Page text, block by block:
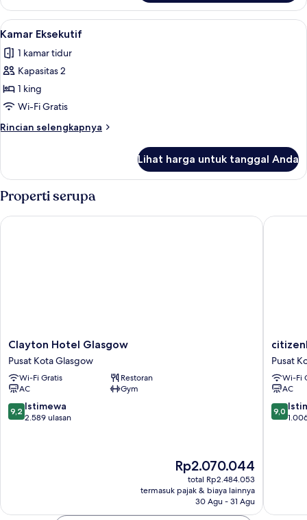
Kamar
Double
Deluks
Lihat
semua
foto
untuk
Kamar
Eksekutif
Brankas, meja kerja, ruang kerja
4
Kamar Eksekutif
1 kamar tidur
Kapasitas 2
1 king
Wi-Fi Gratis
Rincian selengkapnya
Rincian
Kamar
Eksekutif
Lihat harga untuk tanggal Anda
Properti serupa
Clayton
Hotel
Glasgow
Pusat
Kota
Glasgow
Clayton Hotel Glasgow
Pusat Kota Glasgow
Wi-Fi Gratis
Restoran
AC
Gym
9.2
dari
9,2 Istimewa
2.589 ulasan
Harga
sekarang
Rp2.070.044
Rp2.070.044
total Rp2.484.053
termasuk pajak & biaya lainnya
30 Agu - 31 Agu
Clayton Hotel Glasgow
citizenM
Pusat
Kota
Pusat
Wi-Fi
AC
9.0
dari
9,0